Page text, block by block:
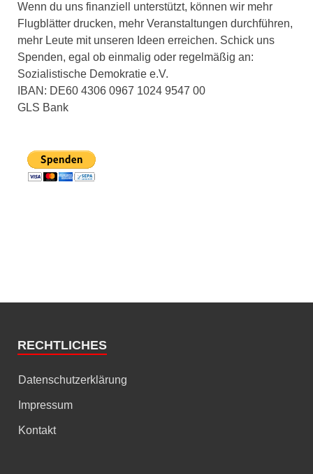
Wenn du uns finanziell unterstützt, können wir mehr
Flugblätter drucken, mehr Veranstaltungen durchführen,
mehr Leute mit unseren Ideen erreichen. Schick uns
Spenden, egal ob einmalig oder regelmäßig an:
Sozialistische Demokratie e.V.
IBAN: DE60 4306 0967 1024 9547 00
GLS Bank
RECHTLICHES
Datenschutzerklärung
Impressum
Kontakt